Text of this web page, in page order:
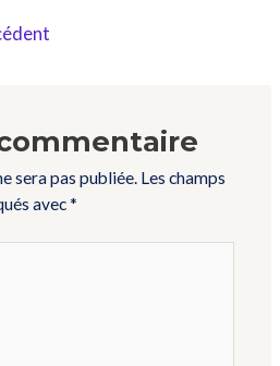
sera pas publiée. Les champs
avec*